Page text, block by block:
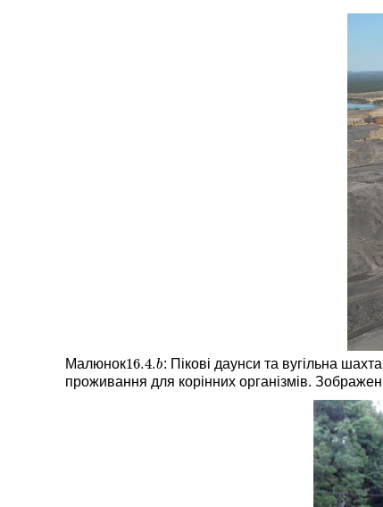
Малюнок16.4.b
16.4.b: Пікові даунси та вугільна
проживання для корінних організмів.